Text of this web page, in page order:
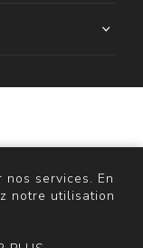
droits réservés.
services. En
notre utilisation